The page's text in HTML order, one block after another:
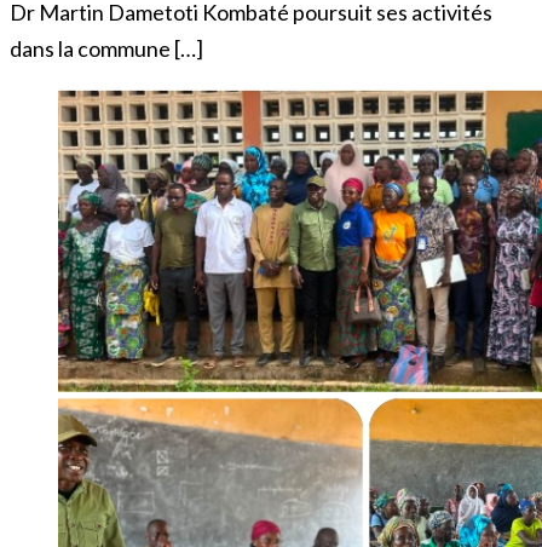
Dr Martin Dametoti Kombaté poursuit ses activités
dans la commune […]